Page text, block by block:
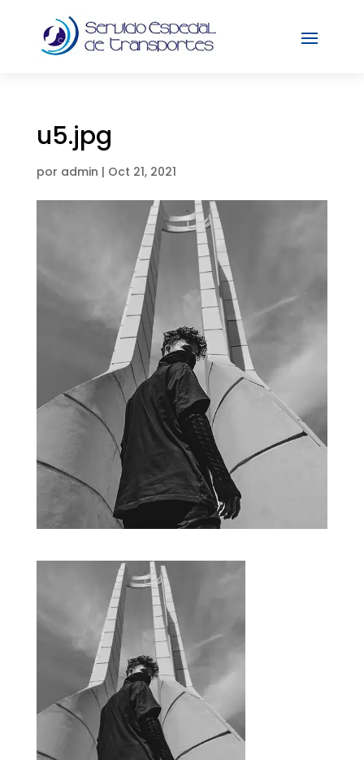
u5.jpg
por admin | Oct 21, 2021